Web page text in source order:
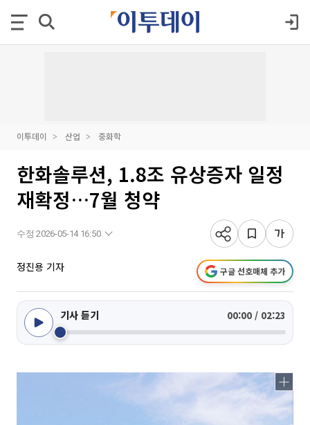
이투데이 산업 중화학
한화솔루션, 1.8조 유상증자 일정
재확정…7월 청약
수정 2026-05-14 16:50
정진용 기자 구글 선호매체 추가
기사 듣기 00:00 / 02:23